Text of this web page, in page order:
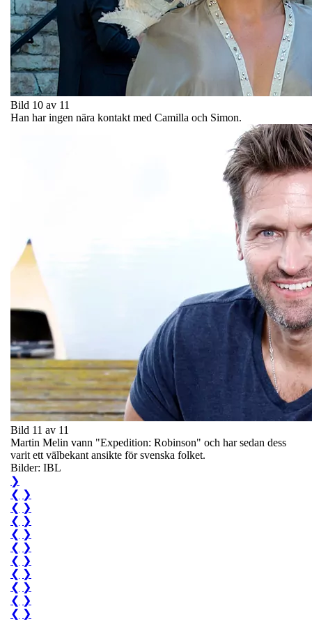
Bild 10 av 11
Han har ingen nära kontakt med Camilla och Simon.
Bild 11 av 11
Martin Melin vann "Expedition: Robinson" och har sedan dess
varit ett välbekant ansikte för svenska folket.
Bilder: IBL
❯
❮ ❯
❮ ❯
❮ ❯
❮ ❯
❮ ❯
❮ ❯
❮ ❯
❮ ❯
❮ ❯
❮ ❯